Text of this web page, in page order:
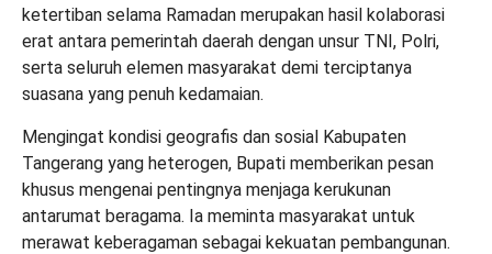
ketertiban selama Ramadan merupakan hasil kolaborasi
erat antara pemerintah daerah dengan unsur TNI, Polri,
serta seluruh elemen masyarakat demi terciptanya
suasana yang penuh kedamaian.
Mengingat kondisi geografis dan sosial Kabupaten
Tangerang yang heterogen, Bupati memberikan pesan
khusus mengenai pentingnya menjaga kerukunan
antarumat beragama. Ia meminta masyarakat untuk
merawat keberagaman sebagai kekuatan pembangunan.